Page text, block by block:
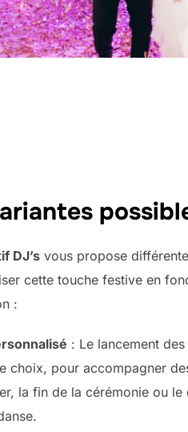
DJ’s vous propose
cette touche festive en
:
: Le lancement
choix, pour accompagner
la fin de la cérémonie ou